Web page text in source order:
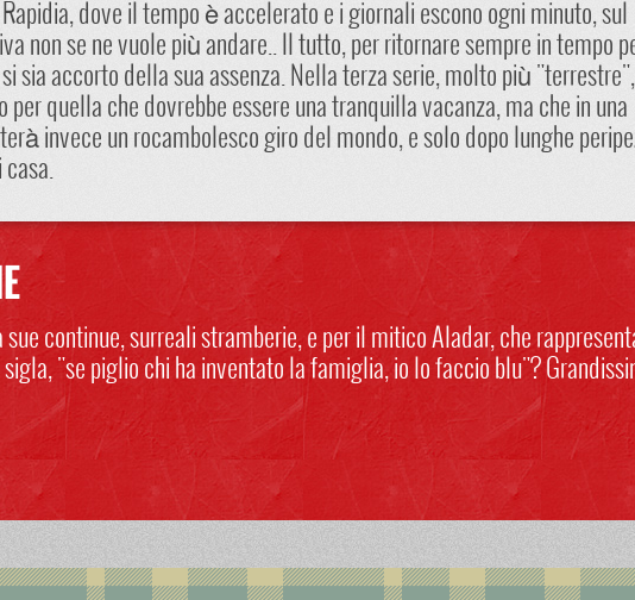
dove il tempo è accelerato e i giornali escono ogni minuto, sul
non se ne vuole più andare.. Il tutto, per ritornare sempre in tempo
sia accorto della sua assenza. Nella terza serie, molto più
quella che dovrebbe essere una tranquilla vacanza, ma che in una
invece un rocambolesco giro del mondo, e solo dopo lunghe
casa.
continue, surreali stramberie, e per il mitico Aladar, che
"se piglio chi ha inventato la famiglia, io lo faccio blu"?